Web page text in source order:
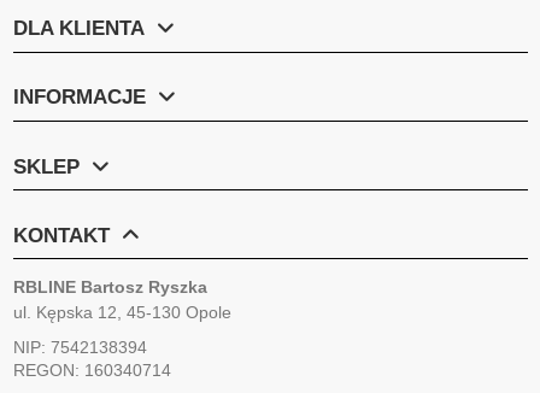
DLA KLIENTA
INFORMACJE
SKLEP
KONTAKT
RBLINE Bartosz Ryszka
ul. Kępska 12, 45-130 Opole
NIP: 7542138394
REGON: 160340714